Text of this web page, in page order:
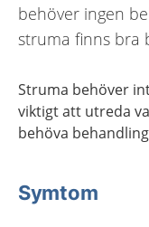
behöver ingen
struma finns bra
Struma behöver
viktigt att utreda
behöva
Symtom